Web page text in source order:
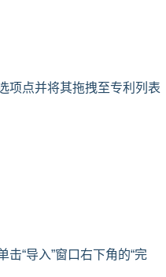
项点并将其拖拽至专利列表
“导入”窗口右下角的“完